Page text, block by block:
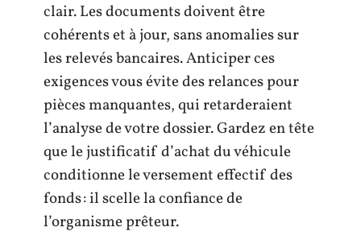
clair. Les documents doivent être
cohérents et à jour, sans anomalies sur
les relevés bancaires. Anticiper ces
exigences vous évite des relances pour
pièces manquantes, qui retarderaient
l’analyse de votre dossier. Gardez en tête
que le justificatif d’achat du véhicule
conditionne le versement effectif des
fonds : il scelle la confiance de
l’organisme prêteur.